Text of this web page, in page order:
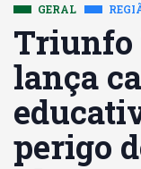
GERAL
Triunfo
lança
perigo